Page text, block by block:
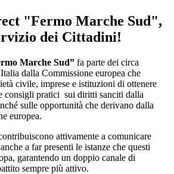
"Fermo Marche Sud",
dei Cittadini!
Marche Sud” fa parte dei circa
dalla Commissione europea che
civile, imprese e istituzioni di ottenere
consigli pratici sui diritti sanciti dalla
sulle opportunità che derivano dalla
europea.
attivamente a comunicare
a far presenti le istanze che questi
garantendo un doppio canale di
sempre più attivo.